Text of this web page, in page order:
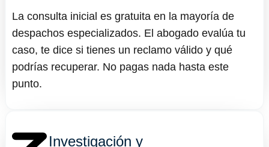
La consulta inicial es gratuita en la mayoría de
despachos especializados. El abogado evalúa tu
caso, te dice si tienes un reclamo válido y qué
podrías recuperar. No pagas nada hasta este
punto.
Investigación y